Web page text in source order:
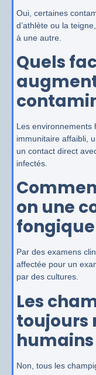
Oui, certaines
d’athlète ou la
à une autre.
Quels
Les environnements
immunitaire affaibli,
un contact direct
infectés.
on une
fongique
Par des examens
affectée pour un
par des cultures.
Les
toujours
humains
Non, tous les